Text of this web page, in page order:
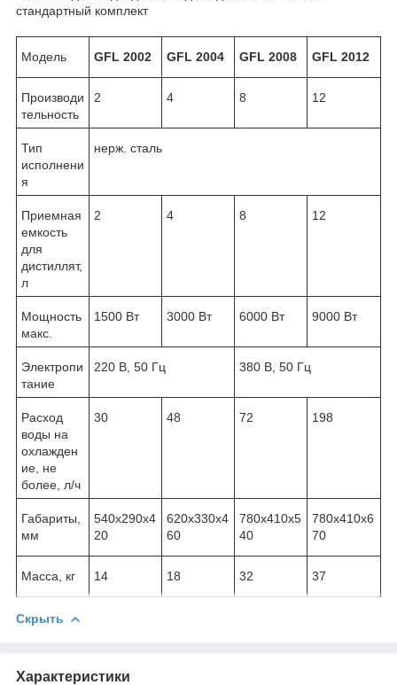
стандартный комплект
Модель GFL 2002 GFL 2004 GFL 2008 GFL 2012
Производи
тельность
2 4 8 12
Тип
исполнени
я
нерж. сталь
Приемная
емкость
для
дистиллят,
л
2 4 8 12
Мощность
макс.
1500 Вт 3000 Вт 6000 Вт 9000 Вт
Электропи
тание
220 В, 50 Гц 380 В, 50 Гц
Расход
воды на
охлажден
ие, не
более, л/ч
30 48 72 198
Габариты,
мм
540х290х4
20
620х330х4
60
780х410х5
40
780х410х6
70
Масса, кг 14 18 32 37
Скрыть
Характеристики